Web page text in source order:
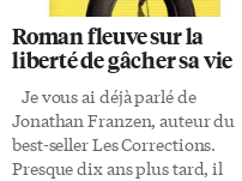
Roman fleuve sur la
liberté de gâcher sa vie
Je vous ai déjà parlé de
Jonathan Franzen, auteur du
best-seller Les Corrections.
Presque dix ans plus tard, il